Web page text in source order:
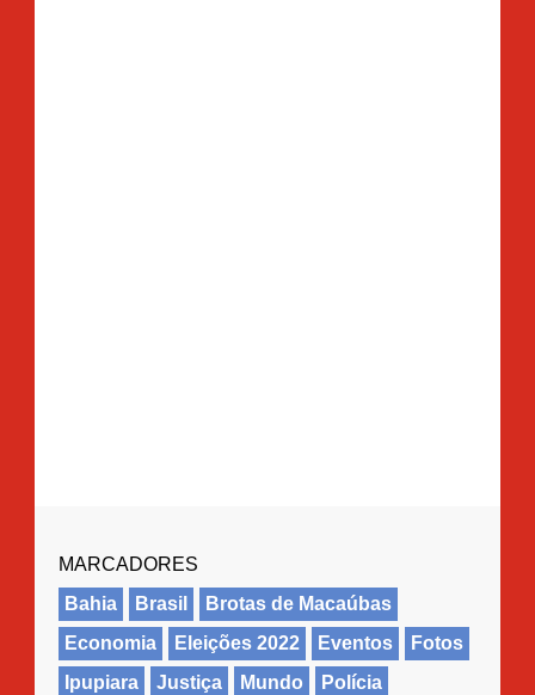
MARCADORES
Bahia
Brasil
Brotas de Macaúbas
Economia
Eleições 2022 Eventos
Fotos
Ipupiara
Justiça Mundo
Polícia